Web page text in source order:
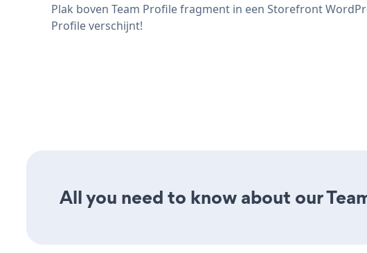
Plak boven Team Profile fragment in een Storefront
Profile verschijnt!
All you need to know about our